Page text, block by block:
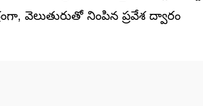
వెలుతురుతో నింపిన ప్రవేశ ద్వారం